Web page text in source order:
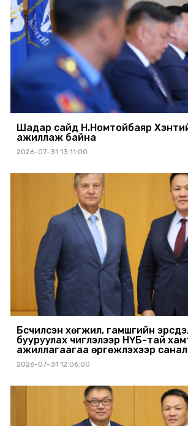
Шадар сайд Н.Номтойбаяр
ажиллаж байна
2026-07-31 13:11:00
Бүсчилсэн хөгжил, гамшгийн
бууруулах чиглэлээр НҮБ-тай
ажиллагаагаа өргөжүүлэхээр
2026-07-31 12:06:00